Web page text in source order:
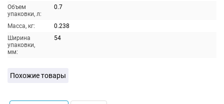
Объем
упаковки, л:
0.7
Масса, кг:
0.238
Ширина
упаковки,
мм:
54
Похожие товары